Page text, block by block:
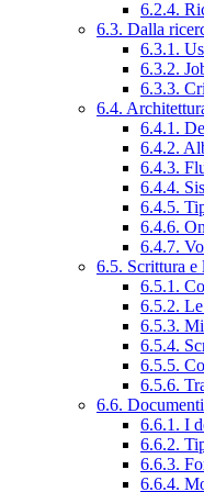
6.2.4.
6.3. Dalla
6.3.1.
6.3.2.
6.3.3.
6.4.
6.4.1.
6.4.2.
6.4.3.
6.4.4.
6.4.5.
6.4.6.
6.4.7.
6.5. Scrittura e
6.5.1.
6.5.2.
6.5.3.
6.5.4.
6.5.5.
6.5.6.
6.6. Documenti
6.6.1. I
6.6.2.
6.6.3.
6.6.4.